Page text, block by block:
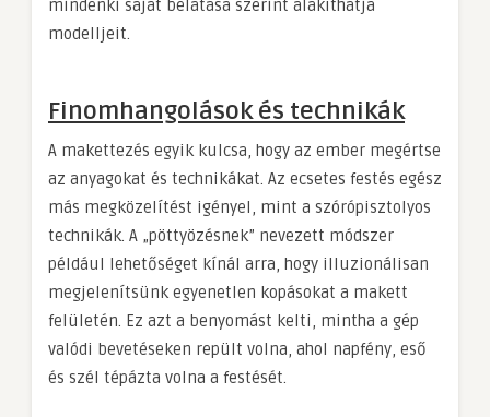
mindenki saját belátása szerint alakíthatja
modelljeit.
Finomhangolások és technikák
A makettezés egyik kulcsa, hogy az ember megértse
az anyagokat és technikákat. Az ecsetes festés egész
más megközelítést igényel, mint a szórópisztolyos
technikák. A „pöttyözésnek” nevezett módszer
például lehetőséget kínál arra, hogy illuzionálisan
megjelenítsünk egyenetlen kopásokat a makett
felületén. Ez azt a benyomást kelti, mintha a gép
valódi bevetéseken repült volna, ahol napfény, eső
és szél tépázta volna a festését.